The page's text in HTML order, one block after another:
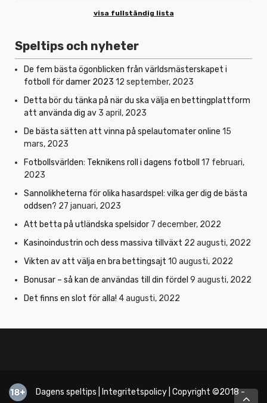
visa fullständig lista
Speltips och nyheter
De fem bästa ögonblicken från världsmästerskapet i
fotboll för damer 2023 12 september, 2023
Detta bör du tänka på när du ska välja en bettingplattform
att använda dig av 3 april, 2023
De bästa sätten att vinna på spelautomater online 15
mars, 2023
Fotbollsvärlden: Teknikens roll i dagens fotboll 17 februari,
2023
Sannolikheterna för olika hasardspel: vilka ger dig de bästa
oddsen? 27 januari, 2023
Att betta på utländska spelsidor 7 december, 2022
Kasinoindustrin och dess massiva tillväxt 22 augusti, 2022
Vikten av att välja en bra bettingsajt 10 augusti, 2022
Bonusar – så kan de användas till din fördel 9 augusti, 2022
Det finns en slot för alla! 4 augusti, 2022
Dagens speltips Integritetspolicy | Copyright ©2018 -